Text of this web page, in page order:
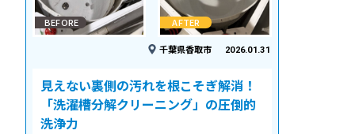
BEFORE AFTER
千葉県香取市 2026.01.31
見えない裏側の汚れを根こそぎ解消！
「洗濯槽分解クリーニング」の圧倒的
洗浄力